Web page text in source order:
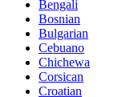
Bengali
Bosnian
Bulgarian
Cebuano
Chichewa
Corsican
Croatian